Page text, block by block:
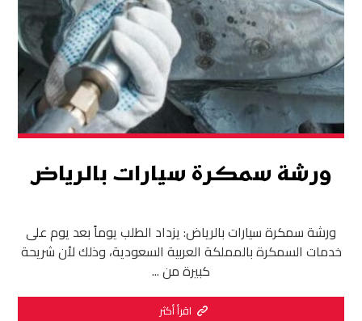
ورشة سمكرة سيارات بالرياض
ورشة سمكرة سيارات بالرياض: يزداد الطلب يوماً بعد يوم على
خدمات السمكرة بالمملكة العربية السعودية، وذلك لأن شريحة
كبيرة من ...
اقرأ أكثر